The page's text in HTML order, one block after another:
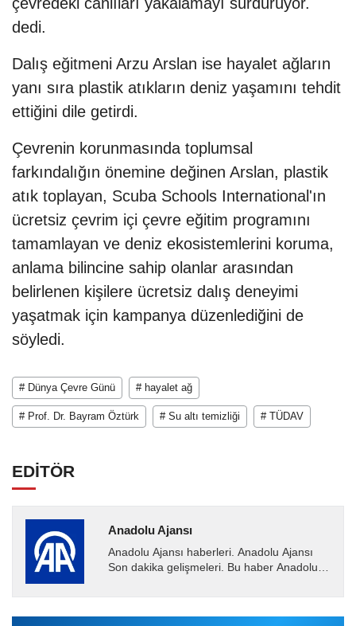
dedi.
Dalış eğitmeni Arzu Arslan ise hayalet ağların
yanı sıra plastik atıkların deniz yaşamını tehdit
ettiğini dile getirdi.
Çevrenin korunmasında toplumsal
farkındalığın önemine değinen Arslan, plastik
atık toplayan, Scuba Schools International'ın
ücretsiz çevrim içi çevre eğitim programını
tamamlayan ve deniz ekosistemlerini koruma,
anlama bilincine sahip olanlar arasından
belirlenen kişilere ücretsiz dalış deneyimi
yaşatmak için kampanya düzenlediğini de
söyledi.
# Dünya Çevre Günü # hayalet ağ
# Prof. Dr. Bayram Öztürk # Su altı temizliği # TÜDAV
EDİTÖR
Anadolu Ajansı
Anadolu Ajansı haberleri. Anadolu Ajansı
Son dakika gelişmeleri. Bu haber Anadolu
Ajansı tarafından...